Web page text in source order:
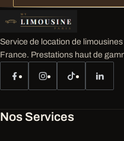
Service de location de
France. Prestations haut de
Nos Services